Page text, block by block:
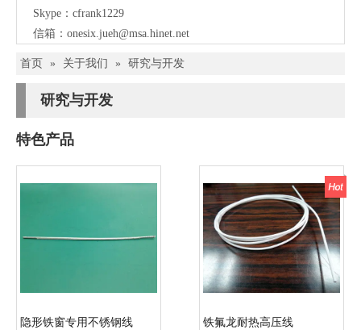
Skype：cfrank1229
信箱： onesix.jueh@msa.hinet.net
首页 » 关于我们 » 研究与开发
研究与开发
特色产品
隐形铁窗专用不锈钢线 铁氟龙耐热高压线